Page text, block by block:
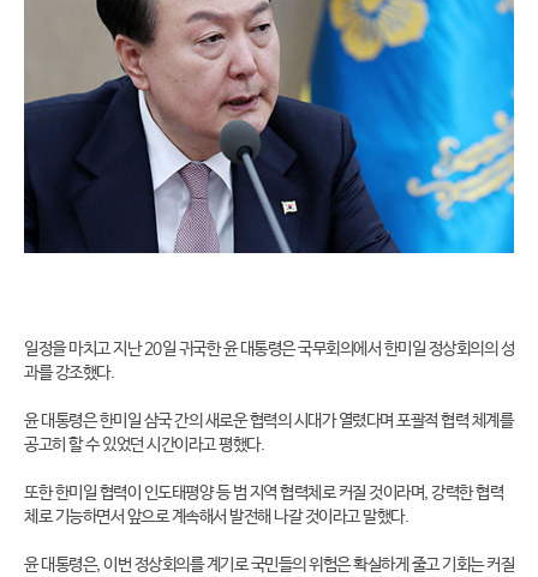
일정을 마치고 지난 20일 귀국한 윤 대통령은 국무회의에서 한미일 정상회의의 성
과를 강조했다.
윤 대통령은 한미일 삼국 간의 새로운 협력의 시대가 열렸다며 포괄적 협력 체계를
공고히 할 수 있었던 시간이라고 평했다.
또한 한미일 협력이 인도태평양 등 범 지역 협력체로 커질 것이라며, 강력한 협력
체로 기능하면서 앞으로 계속해서 발전해 나갈 것이라고 말했다.
윤 대통령은, 이번 정상회의를 계기로 국민들의 위험은 확실하게 줄고 기회는 커질